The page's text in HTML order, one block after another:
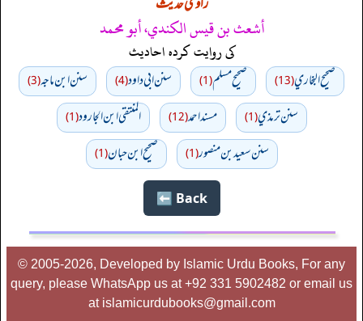
أشعث بن قيس الكندي، أبو محمد
کی روایت کردہ احادیث
صحيح البخاري(13) صحيح مسلم(1) سنن ابي داود(4) سنن ابن ماجه(3)
سنن ترمذي(1) مسند احمد(12) المنتقى ابن الجارود(1)
سنن سعید بن منصور(1) صحیح ابن حبان(1)
Back ⬅️
© 2005-2026, Developed by Islamic Urdu Books, For any
query, please WhatsApp us at +92 331 5902482 or email us
at islamicurdubooks@gmail.com